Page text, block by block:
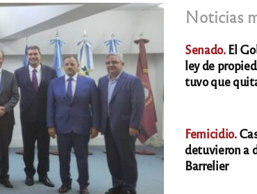
Noticias
Senado.El
ley de
tuvo que
Femicidio.
detuvieron a
Barrelier